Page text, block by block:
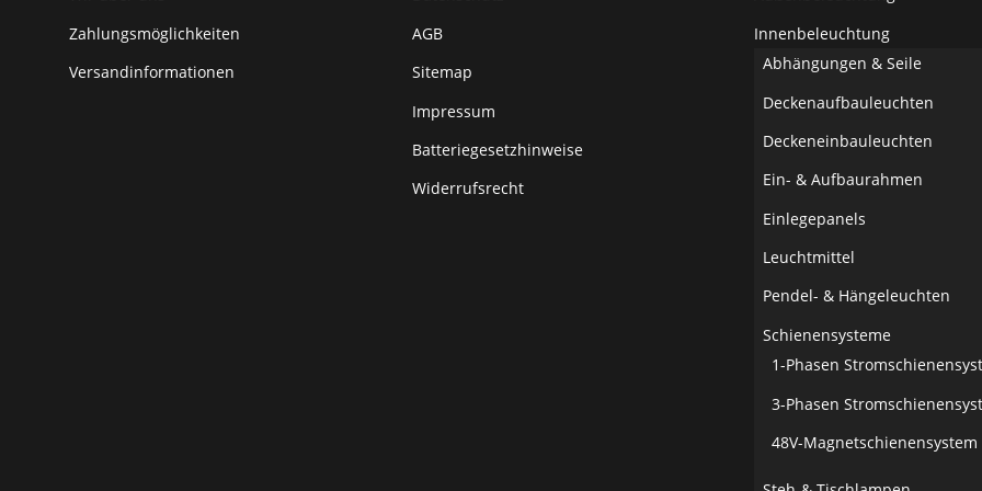
Zahlungsmöglichkeiten
Versandinformationen
AGB
Sitemap
Impressum
Batteriegesetzhinweise
Widerrufsrecht
Innenbeleuchtung
Abhängungen & Seile
Deckenaufbauleuchten
Deckeneinbauleuchten
Ein- & Aufbaurahmen
Einlegepanels
Leuchtmittel
Pendel- & Hängeleuchten
Schienensysteme
1-Phasen
3-Phasen
48V-Magnetschienensystem